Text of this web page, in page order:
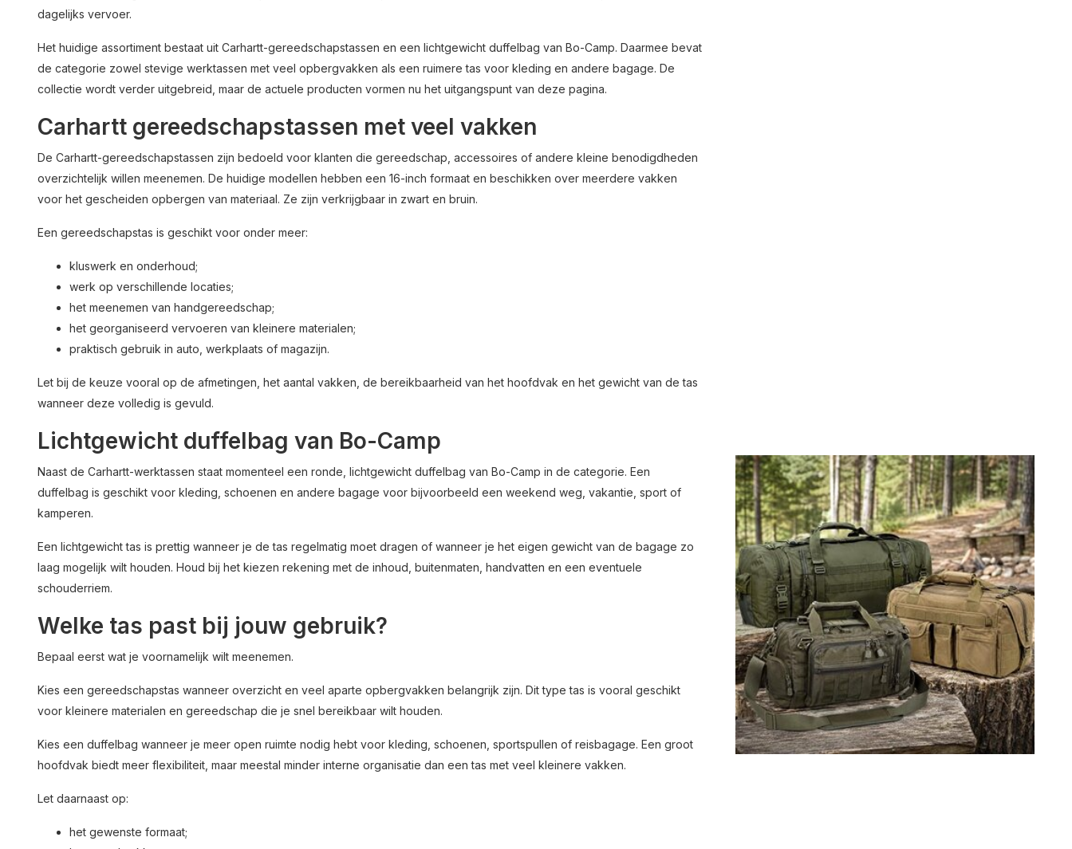
dagelijks vervoer.
Het huidige assortiment bestaat uit Carhartt-gereedschapstassen en een lichtgewicht duffelbag van Bo-Camp. Daarmee bevat
de categorie zowel stevige werktassen met veel opbergvakken als een ruimere tas voor kleding en andere bagage. De
collectie wordt verder uitgebreid, maar de actuele producten vormen nu het uitgangspunt van deze pagina.
Carhartt gereedschapstassen met veel vakken
De Carhartt-gereedschapstassen zijn bedoeld voor klanten die gereedschap, accessoires of andere kleine benodigdheden
overzichtelijk willen meenemen. De huidige modellen hebben een 16-inch formaat en beschikken over meerdere vakken
voor het gescheiden opbergen van materiaal. Ze zijn verkrijgbaar in zwart en bruin.
Een gereedschapstas is geschikt voor onder meer:
kluswerk en onderhoud;
werk op verschillende locaties;
het meenemen van handgereedschap;
het georganiseerd vervoeren van kleinere materialen;
praktisch gebruik in auto, werkplaats of magazijn.
Let bij de keuze vooral op de afmetingen, het aantal vakken, de bereikbaarheid van het hoofdvak en het gewicht van de tas
wanneer deze volledig is gevuld.
Lichtgewicht duffelbag van Bo-Camp
Naast de Carhartt-werktassen staat momenteel een ronde, lichtgewicht duffelbag van Bo-Camp in de categorie. Een
duffelbag is geschikt voor kleding, schoenen en andere bagage voor bijvoorbeeld een weekend weg, vakantie, sport of
kamperen.
Een lichtgewicht tas is prettig wanneer je de tas regelmatig moet dragen of wanneer je het eigen gewicht van de bagage zo
laag mogelijk wilt houden. Houd bij het kiezen rekening met de inhoud, buitenmaten, handvatten en een eventuele
schouderriem.
Welke tas past bij jouw gebruik?
Bepaal eerst wat je voornamelijk wilt meenemen.
Kies een gereedschapstas wanneer overzicht en veel aparte opbergvakken belangrijk zijn. Dit type tas is vooral geschikt
voor kleinere materialen en gereedschap die je snel bereikbaar wilt houden.
Kies een duffelbag wanneer je meer open ruimte nodig hebt voor kleding, schoenen, sportspullen of reisbagage. Een groot
hoofdvak biedt meer flexibiliteit, maar meestal minder interne organisatie dan een tas met veel kleinere vakken.
Let daarnaast op:
het gewenste formaat;